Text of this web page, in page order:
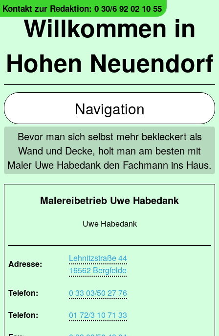
Willkommen in
Hohen Neuendorf
Kontakt zur Redaktion: 0 30/6 92 02 10 55
Navigation
Bevor man sich selbst mehr bekleckert als
Wand und Decke, holt man am besten mit
Maler Uwe Habedank den Fachmann ins Haus.
Malereibetrieb Uwe Habedank
Uwe Habedank
Adresse:
Lehnitzstraße 44
16562 Bergfelde
Telefon:
0 33 03/50 27 76
Telefon:
01 72/3 10 71 33